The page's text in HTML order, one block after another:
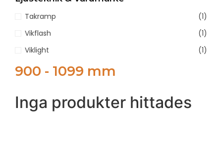
Takramp
(1)
Vikflash
(1)
Viklight
(1)
900 - 1099 mm
Inga produkter hittades